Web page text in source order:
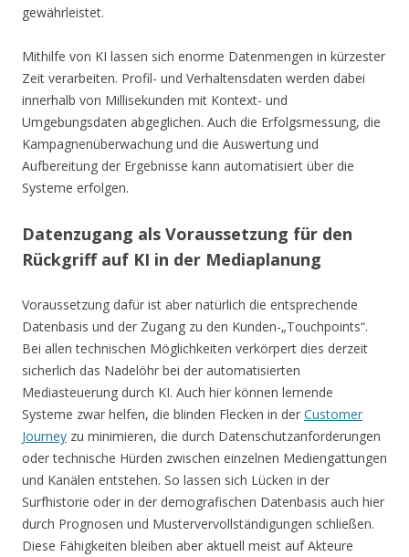
gewährleistet.
Mithilfe von KI lassen sich enorme Datenmengen in kürzester
Zeit verarbeiten. Profil- und Verhaltensdaten werden dabei
innerhalb von Millisekunden mit Kontext- und
Umgebungsdaten abgeglichen. Auch die Erfolgsmessung, die
Kampagnenüberwachung und die Auswertung und
Aufbereitung der Ergebnisse kann automatisiert über die
Systeme erfolgen.
Datenzugang als Voraussetzung für den
Rückgriff auf KI in der Mediaplanung
Voraussetzung dafür ist aber natürlich die entsprechende
Datenbasis und der Zugang zu den Kunden-„Touchpoints“.
Bei allen technischen Möglichkeiten verkörpert dies derzeit
sicherlich das Nadelöhr bei der automatisierten
Mediasteuerung durch KI. Auch hier können lernende
Systeme zwar helfen, die blinden Flecken in der Customer
Journey zu minimieren, die durch Datenschutzanforderungen
oder technische Hürden zwischen einzelnen Mediengattungen
und Kanälen entstehen. So lassen sich Lücken in der
Surfhistorie oder in der demografischen Datenbasis auch hier
durch Prognosen und Mustervervollständigungen schließen.
Diese Fähigkeiten bleiben aber aktuell meist auf Akteure